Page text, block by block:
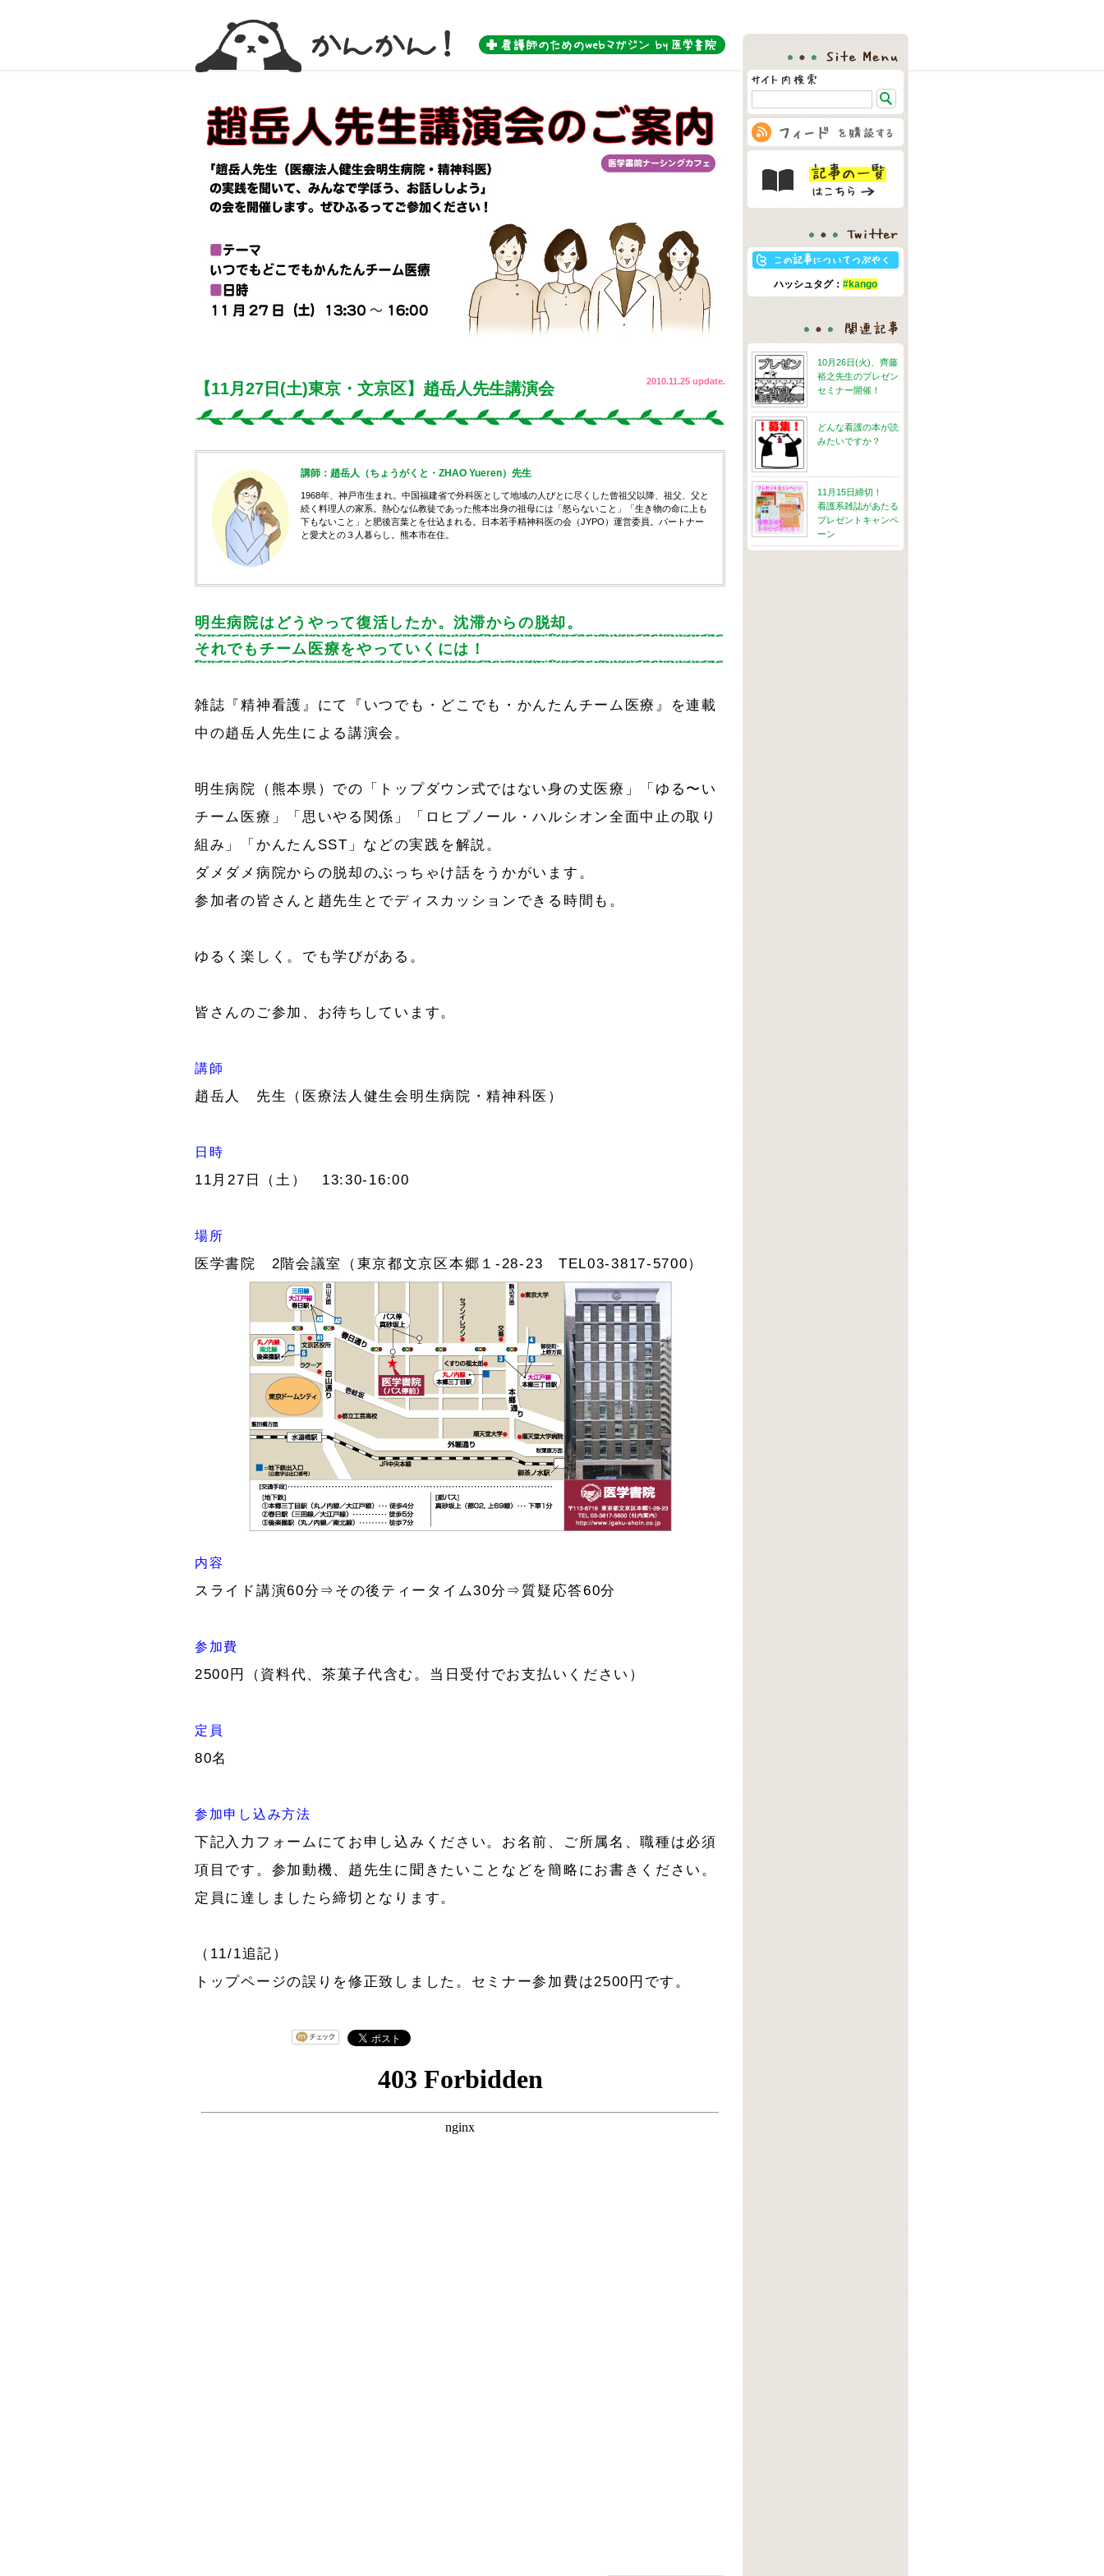
【11月27日(土)東京・文京区】趙岳人先生講演会 2010.11.25 update.
講師：趙岳人（ちょうがくと・ZHAO Yueren）先生
1968年、神戸市生まれ。中国福建省で外科医として地域の人びとに尽くした曾祖父以降、祖父、父と
続く料理人の家系。熱心な仏教徒であった熊本出身の祖母には「怒らないこと」「生き物の命に上も
下もないこと」と肥後言葉とを仕込まれる。日本若手精神科医の会（JYPO）運営委員。パートナー
と愛犬との３人暮らし。熊本市在住。
明生病院はどうやって復活したか。沈滞からの脱却。
それでもチーム医療をやっていくには！
雑誌『精神看護』にて『いつでも・どこでも・かんたんチーム医療』を連載
中の趙岳人先生による講演会。
明生病院（熊本県）での「トップダウン式ではない身の丈医療」「ゆる〜い
チーム医療」「思いやる関係」「ロヒプノール・ハルシオン全面中止の取り
組み」「かんたんSST」などの実践を解説。
ダメダメ病院からの脱却のぶっちゃけ話をうかがいます。
参加者の皆さんと趙先生とでディスカッションできる時間も。
ゆるく楽しく。でも学びがある。
皆さんのご参加、お待ちしています。
講師
趙岳人 先生（医療法人健生会明生病院・精神科医）
日時
11月27日（土） 13:30-16:00
場所
医学書院 2階会議室（東京都文京区本郷１-28-23 TEL03-3817-5700）
内容
スライド講演60分⇒その後ティータイム30分⇒質疑応答60分
参加費
2500円（資料代、茶菓子代含む。当日受付でお支払いください）
定員
80名
参加申し込み方法
下記入力フォームにてお申し込みください。お名前、ご所属名、職種は必須
項目です。参加動機、趙先生に聞きたいことなどを簡略にお書きください。
定員に達しましたら締切となります。
（11/1追記）
トップページの誤りを修正致しました。セミナー参加費は2500円です。
Site Menu
Twitter
ハッシュタグ： #kango
関連記事
10月26日(火)、齊藤
裕之先生のプレゼン
セミナー開催！
どんな看護の本が読
みたいですか？
11月15日締切！
看護系雑誌があたる
プレゼントキャンペ
ーン